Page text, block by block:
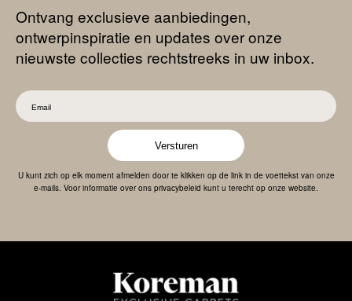
Ontvang exclusieve aanbiedingen,
ontwerpinspiratie en updates over onze
nieuwste collecties rechtstreeks in uw inbox.
Versturen
U kunt zich op elk moment afmelden door te klikken op de link in de voettekst van onze
e-mails. Voor informatie over ons privacybeleid kunt u terecht op onze website.